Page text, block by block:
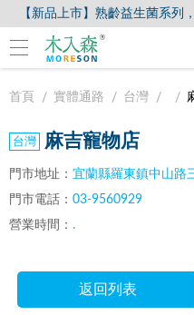
【新品上市】熟齡益生菌系列
首頁 實體通路 台灣
麻吉寵物店
門市地址： 宜蘭縣羅東鎮中山路
門市電話： 03-9560929
營業時間： .
返回列表